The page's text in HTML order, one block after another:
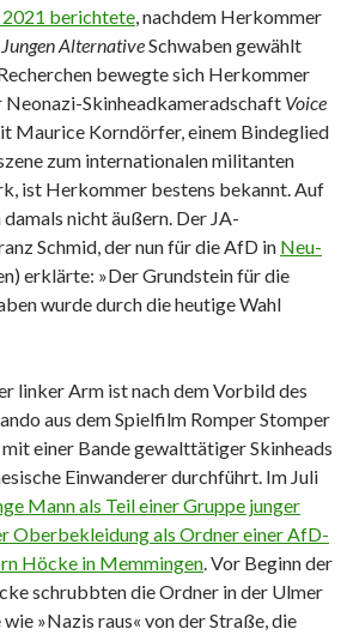
berichtete , nachdem Herkommer
Jungen AlternativeSchwaben gewählt
bewegte sich Herkommer
Skinheadkameradschaft Voice
Maurice Korndörfer, einem Bindeglied
zum internationalen militanten
ist Herkommer bestens bekannt. Auf
nicht äußern. Der JA-
Schmid, der nun für die AfD in Neu-
erklärte: »Der Grundstein für die
wurde durch die heutige Wahl
linker Arm ist nach dem Vorbild des
aus dem Spielfilm Romper Stomper
einer Bande gewalttätiger Skinheads
Einwanderer durchführt. Im Juli
Mann als Teil einer Gruppe junger
Oberbekleidung als Ordner einer AfD-
Höcke in Memmingen . Vor Beginn der
schrubbten die Ordner in der Ulmer
»Nazis raus« von der Straße, die